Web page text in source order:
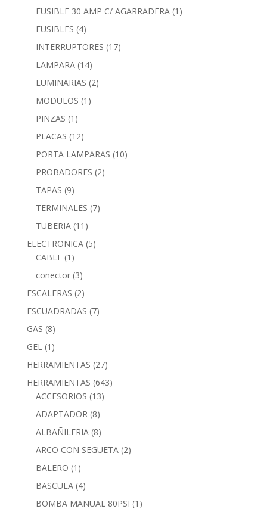
FUSIBLE 30 AMP C/ AGARRADERA (1)
FUSIBLES (4)
INTERRUPTORES (17)
LAMPARA (14)
LUMINARIAS (2)
MODULOS (1)
PINZAS (1)
PLACAS (12)
PORTA LAMPARAS (10)
PROBADORES (2)
TAPAS (9)
TERMINALES (7)
TUBERIA (11)
ELECTRONICA (5)
CABLE (1)
conector (3)
ESCALERAS (2)
ESCUADRADAS (7)
GAS (8)
GEL (1)
HERRAMIENTAS (27)
HERRAMIENTAS (643)
ACCESORIOS (13)
ADAPTADOR (8)
ALBAÑILERIA (8)
ARCO CON SEGUETA (2)
BALERO (1)
BASCULA (4)
BOMBA MANUAL 80PSI (1)